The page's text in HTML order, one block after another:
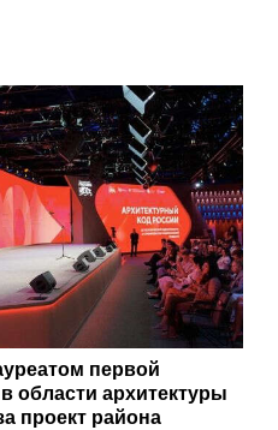
первой
области архитектуры
проект района